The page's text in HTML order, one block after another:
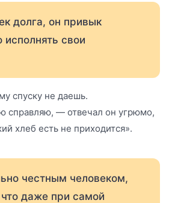
долга, он привык
исполнять свои
спуску не даешь.
справляю, — отвечал он угрюмо,
хлеб есть не приходится».
честным человеком,
даже при самой